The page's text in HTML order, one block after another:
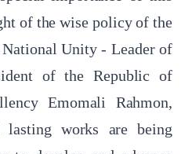
of the wise policy of the
National Unity - Leader of
of the Republic of
Emomali Rahmon,
lasting works are being